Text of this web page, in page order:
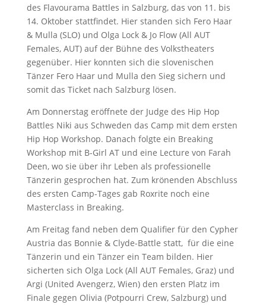
des Flavourama Battles in Salzburg, das von 11. bis
14. Oktober stattfindet. Hier standen sich Fero Haar
& Mulla (SLO) und Olga Lock & Jo Flow (All AUT
Females, AUT) auf der Bühne des Volkstheaters
gegenüber. Hier konnten sich die slovenischen
Tänzer Fero Haar und Mulla den Sieg sichern und
somit das Ticket nach Salzburg lösen.
Am Donnerstag eröffnete der Judge des Hip Hop
Battles Niki aus Schweden das Camp mit dem ersten
Hip Hop Workshop. Danach folgte ein Breaking
Workshop mit B-Girl AT und eine Lecture von Farah
Deen, wo sie über ihr Leben als professionelle
Tänzerin gesprochen hat. Zum krönenden Abschluss
des ersten Camp-Tages gab Roxrite noch eine
Masterclass in Breaking.
Am Freitag fand neben dem Qualifier für den Cypher
Austria das Bonnie & Clyde-Battle statt, für die eine
Tänzerin und ein Tänzer ein Team bilden. Hier
sicherten sich Olga Lock (All AUT Females, Graz) und
Argi (United Avengerz, Wien) den ersten Platz im
Finale gegen Olivia (Potpourri Crew, Salzburg) und